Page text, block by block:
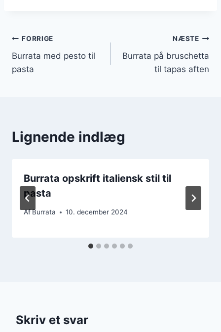
Indlægsnavigation
FORRIGE
Burrata med pesto til
pasta
NÆSTE
Burrata på bruschetta
til tapas aften
Lignende indlæg
Burrata opskrift italiensk stil til
pasta
AfBurrata 10. december 2024
Skriv et svar